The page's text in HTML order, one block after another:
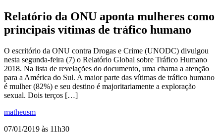
Relatório da ONU aponta mulheres como
principais vítimas de tráfico humano
O escritório da ONU contra Drogas e Crime (UNODC) divulgou
nesta segunda-feira (7) o Relatório Global sobre Tráfico Humano
2018. Na lista de revelações do documento, uma chama a atenção
para a América do Sul. A maior parte das vítimas de tráfico humano
é mulher (82%) e seu destino é majoritariamente a exploração
sexual. Dois terços […]
matheusm
07/01/2019 às 11h30